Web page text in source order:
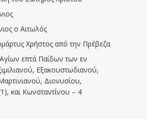
ο Αιτωλός
Χρήστος από την Πρέβεζα
επτά Παίδων των εν
Eξακουστωδιανού,
Διονυσίου,
και Kωνσταντίνου – 4